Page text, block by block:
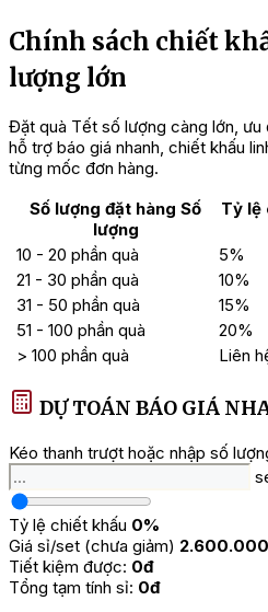
2. Hàng nhập khẩu 100%: Sản
mác, date mới nhất.
doanh nghiệp và đặt số lượng lớn.
4. Hoa hồng hấp dẫn
5. Mẫu mã đa dạng
: Hàng trăm
cấp, bánh kẹo nhập khẩu để lựa
6. Đóng gói sang trọng
: Vỏ
làm quà biếu Tết chuyên nghiệp.
=> Khám phá thêm:
Giỏ quà Tết giá 2 triệusang
Giỏ quà Tết 3 triệuđẳng
Chính sách chiết
lượng lớn
Đặt quà Tết số lượng càng lớn,
hỗ trợ báo giá nhanh, chiết khấu
từng mốc đơn hàng.
Số lượng đặt hàng Số
lượng
Tỷ lệ
10 - 20 phần quà
5%
21 - 30 phần quà
10%
31 - 50 phần quà
15%
51 - 100 phần quà
20%
> 100 phần quà
Liên
DỰ TOÁN BÁO GIÁ
Kéo thanh trượt hoặc nhập số
Tỷ lệ chiết khấu 0%
Giá sỉ/set (chưa giảm)
Tiết kiệm được: 0đ
Tổng tạm tính sỉ: 0đ